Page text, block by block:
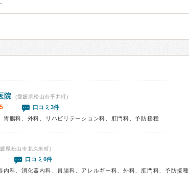
院 (愛媛県松山市平井町)
口コミ3件
胃腸科、外科、リハビリテーション科、肛門科、予防接種
県松山市北久米町)
口コミ0件
内科、消化器内科、胃腸科、アレルギー科、外科、肛門科、予防接種